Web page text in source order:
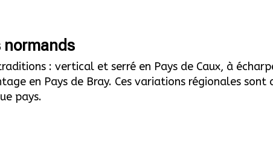
normands
: vertical et serré en Pays de Caux, à
en Pays de Bray. Ces variations régionales
pays.